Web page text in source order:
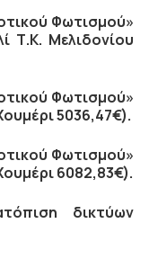
Φωτισμού»
Τ.Κ. Μελιδονίου
Φωτισμού»
5036,47€).
Φωτισμού»
6082,83€).
δικτύων